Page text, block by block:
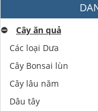
⛔️
Cây ăn quả
Các loại Dưa
Cây Bonsai lùn
Cây lâu năm
Dâu tây